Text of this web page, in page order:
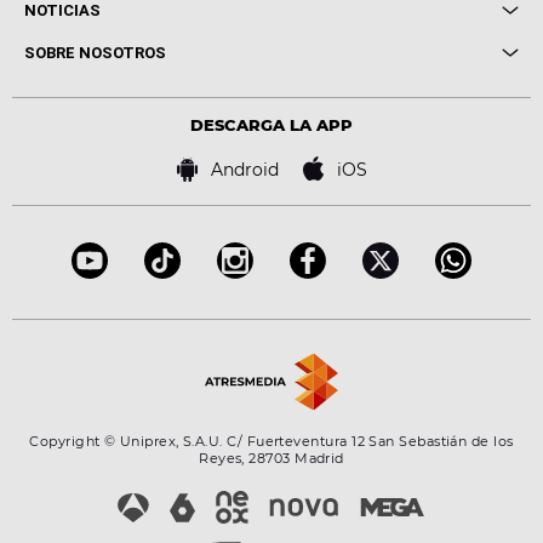
Conciertos
Locutores Europa FM
NOTICIAS
Cine y Televisión
Virales
SOBRE NOSOTROS
Bases de concursos
DESCARGA LA APP
Android iOS
Copyright © Uniprex, S.A.U. C/ Fuerteventura 12 San Sebastián de los
Reyes, 28703 Madrid